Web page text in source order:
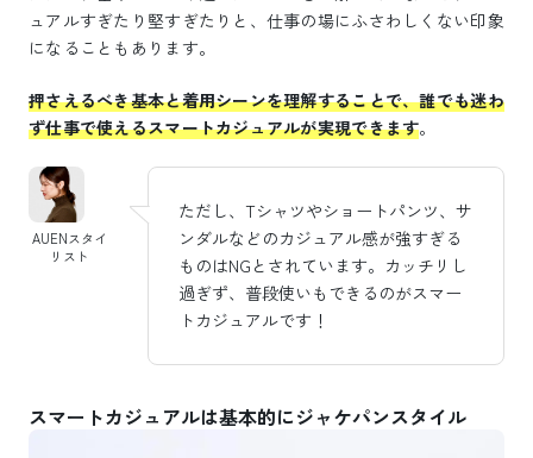
ュアルすぎたり堅すぎたりと、仕事の場にふさわしくない印象
になることもあります。
押さえるべき基本と着用シーンを理解することで、誰でも迷わ
ず仕事で使えるスマートカジュアルが実現できます。
AUENスタイ
リスト
ただし、Tシャツやショートパンツ、サ
ンダルなどのカジュアル感が強すぎる
ものはNGとされています。カッチリし
過ぎず、普段使いもできるのがスマー
トカジュアルです！
スマートカジュアルは基本的にジャケパンスタイル